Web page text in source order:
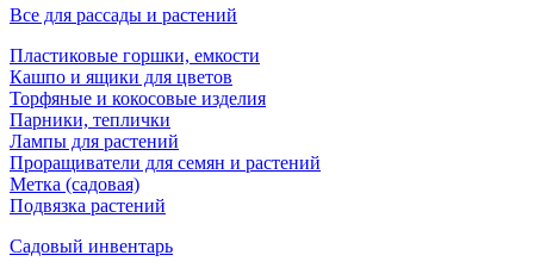
Все для рассады и растений
Пластиковые горшки, емкости
Кашпо и ящики для цветов
Торфяные и кокосовые изделия
Парники, теплички
Лампы для растений
Проращиватели для семян и растений
Метка (садовая)
Подвязка растений
Садовый инвентарь